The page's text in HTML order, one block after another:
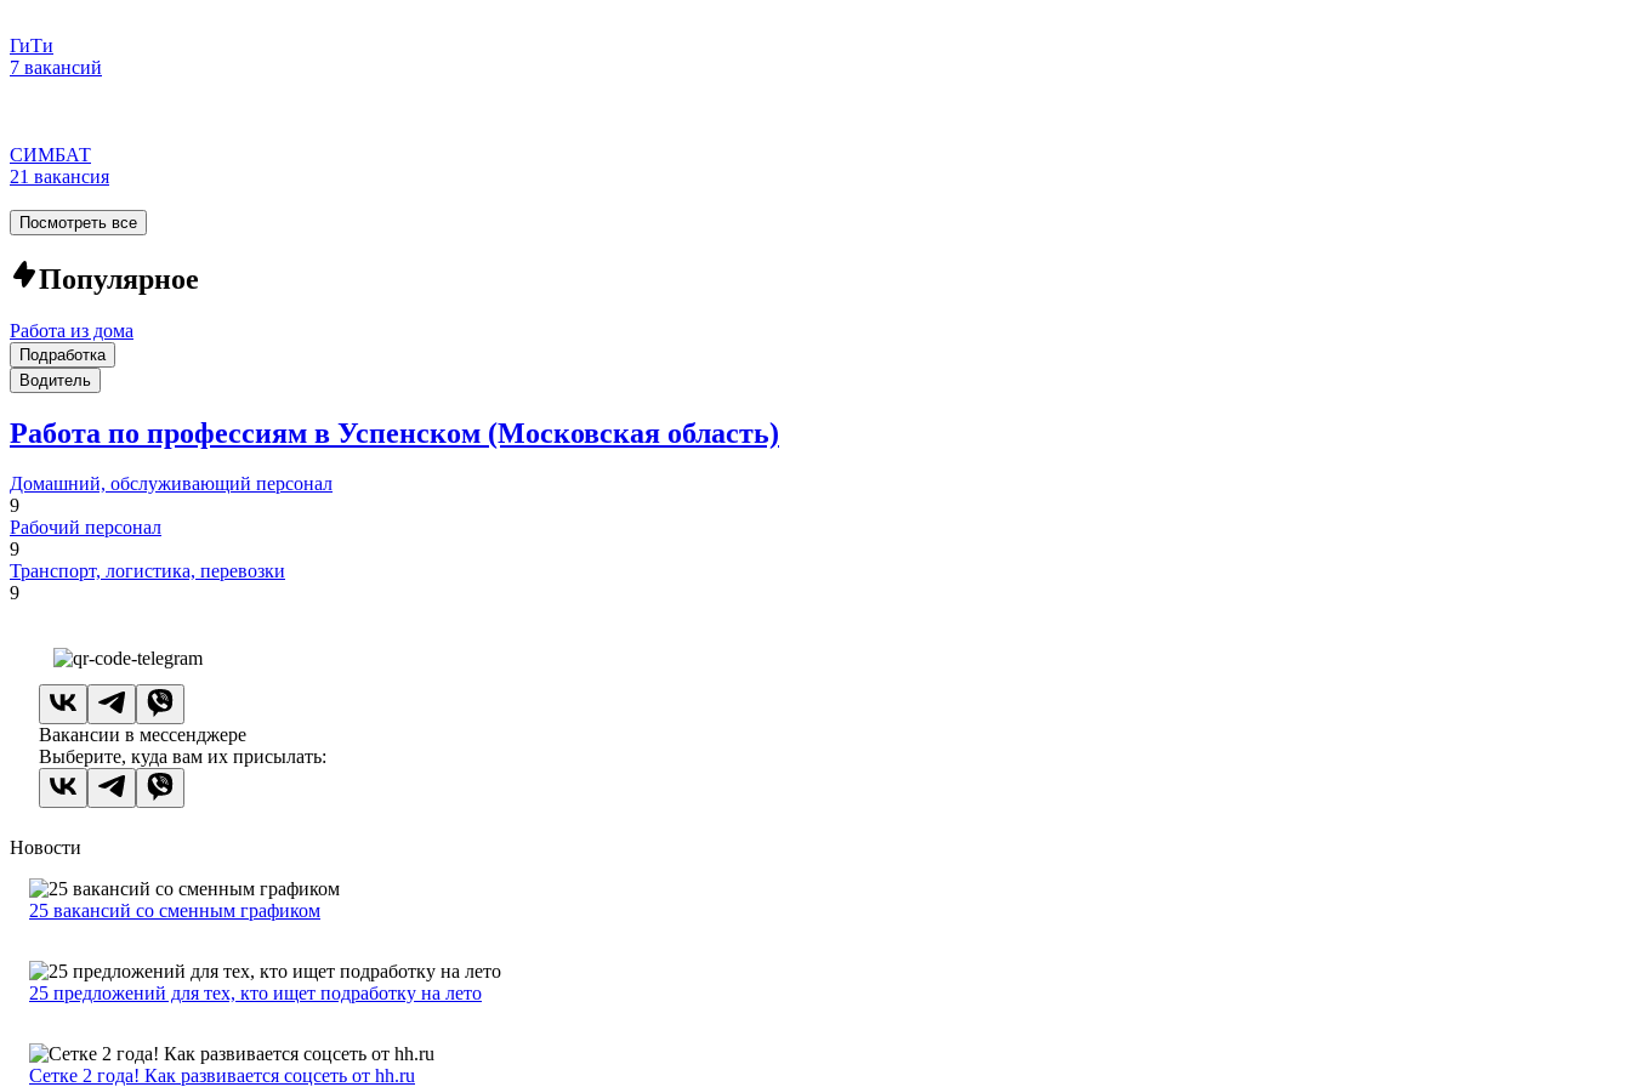
ГиТи
7 вакансий
СИМБАТ
21 вакансия
Посмотреть все
Популярное
Работа из дома
Подработка
Водитель
Работа по профессиям в Успенском (Московская область)
Домашний, обслуживающий персонал
9
Рабочий персонал
9
Транспорт, логистика, перевозки
9
Вакансии в мессенджере
Выберите, куда вам их присылать:
Новости
25 вакансий со сменным графиком
25 предложений для тех, кто ищет подработку на лето
Сетке 2 года! Как развивается соцсеть от hh.ru